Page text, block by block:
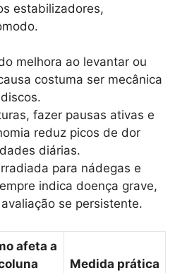
estabilizadores,
melhora ao levantar ou
costuma ser mecânica
fazer pausas ativas e
reduz picos de dor
diárias.
para nádegas e
indica doença grave,
se persistente.
afeta a
Medida prática